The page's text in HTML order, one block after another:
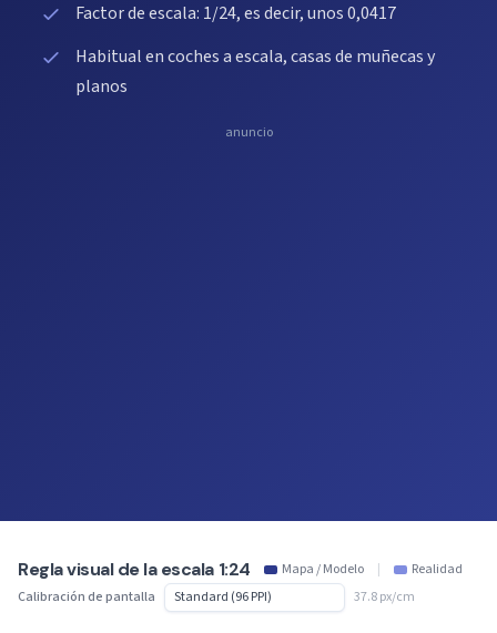
Factor de escala: 1/24, es decir, unos 0,0417
Habitual en coches a escala, casas de muñecas y
planos
anuncio
Regla visual de la escala 1:24 Mapa / Modelo |
Realidad
Calibración de pantalla
37.8 px/cm